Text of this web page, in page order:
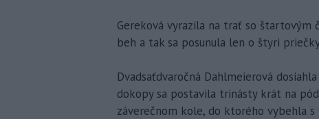
Gereková vyrazila na trať so
beh a tak sa posunula len o štyri
Dvadsaťdvaročná Dahlmeierová
dokopy sa postavila trinásty krát na
záverečnom kole, do ktorého vybehla